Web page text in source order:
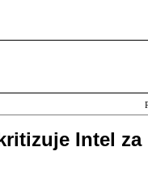
Intel